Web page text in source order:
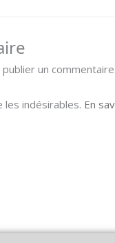
un commentaire.
les indésirables. En